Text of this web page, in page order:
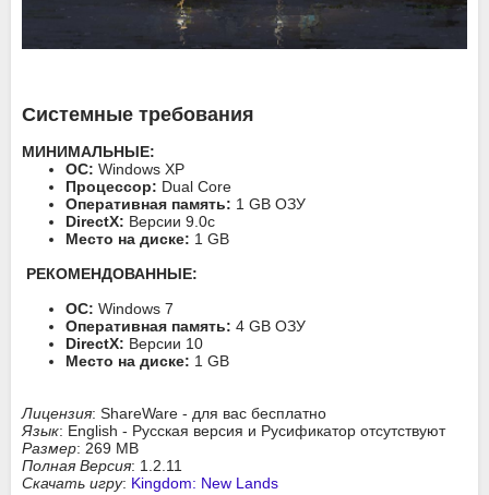
Системные требования
МИНИМАЛЬНЫЕ:
ОС: Windows XP
Процессор: Dual Core
Оперативная память: 1 GB ОЗУ
DirectX: Версии 9.0c
Место на диске: 1 GB
РЕКОМЕНДОВАННЫЕ:
ОС: Windows 7
Оперативная память: 4 GB ОЗУ
DirectX: Версии 10
Место на диске: 1 GB
Лицензия: ShareWare - для вас бесплатно
Язык: English - Русская версия и Русификатор отсутствуют
Размер: 269 MB
Полная Версия: 1.2.11
Скачать игру: Kingdom: New Lands